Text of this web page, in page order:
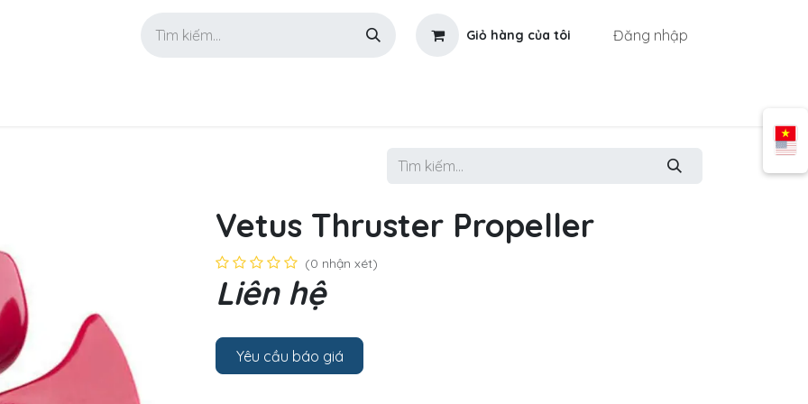
Giỏ hàng của tôi Đăng nhập
Vetus Thruster Propeller
(0 nhận xét)
Liên hệ
Yêu cầu báo giá